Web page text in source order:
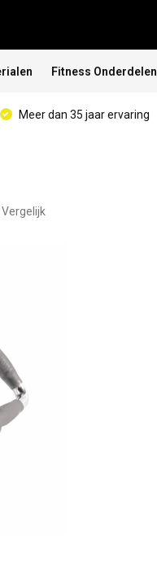
Fitness Onderdelen
Meer dan 35 jaar ervaring
Vergelijk